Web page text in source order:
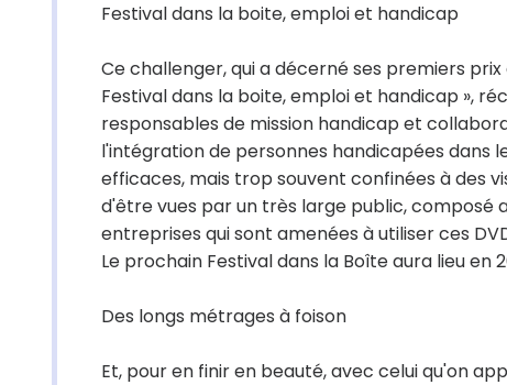
Festival dans la boite, emploi et handicap
Ce challenger, qui a décerné ses premiers prix
Festival dans la boite, emploi et handicap »,
responsables de mission handicap et
l'intégration de personnes handicapées dans
efficaces, mais trop souvent confinées à des
d'être vues par un très large public, composé
entreprises qui sont amenées à utiliser ces
Le prochain Festival dans la Boîte aura lieu en
Des longs métrages à foison
Et, pour en finir en beauté, avec celui qu'on